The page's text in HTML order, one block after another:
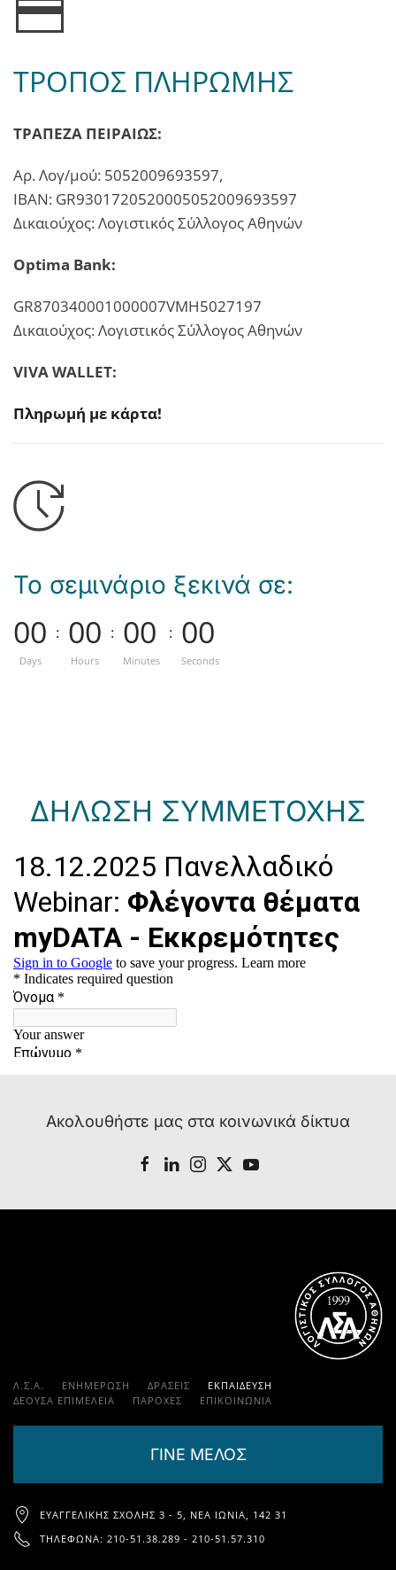
ΤΡΟΠΟΣ ΠΛΗΡΩΜΗΣ
ΤΡΑΠΕΖΑ ΠΕΙΡΑΙΩΣ:
Αρ. Λογ/μού: 5052009693597,
ΙΒΑΝ: GR9301720520005052009693597
Δικαιούχος: Λογιστικός Σύλλογος Αθηνών
Optima Bank:
GR870340001000007VMH5027197
Δικαιούχος: Λογιστικός Σύλλογος Αθηνών
VIVA WALLET:
Πληρωμή με κάρτα!
Το σεμινάριο ξεκινά σε:
00
Days
: 00
Hours
: 00
Minutes
: 00
Seconds
ΔΗΛΩΣΗ ΣΥΜΜΕΤΟΧΗΣ
Ακολουθήστε μας στα κοινωνικά δίκτυα
Λ.Σ.Α. ΕΝΗΜΕΡΩΣΗ ΔΡΑΣΕΙΣ
ΕΚΠΑΊΔΕΥΣΗ
ΔΕΟΥΣΑ ΕΠΙΜΕΛΕΙΑ
ΠΑΡΟΧΈΣ ΕΠΙΚΟΙΝΩΝΊΑ
ΓΙΝΕ ΜΕΛΟΣ
ΕΥΑΓΓΕΛΙΚΉΣ ΣΧΟΛΉΣ 3 - 5, ΝΈΑ ΙΩΝΊΑ, 142 31
ΤΗΛΈΦΩΝΑ: 210-51.38.289 - 210-51.57.310